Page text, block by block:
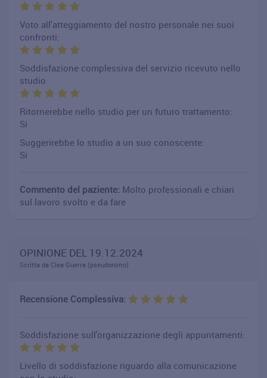
Voto all'atteggiamento del nostro personale nei suoi
confronti:
Soddisfazione complessiva del servizio ricevuto nello
studio
Ritornerebbe nello studio per un futuro trattamento:
Si
Suggerirebbe lo studio a un suo conoscente:
Si
Commento del paziente: Molto professionali e chiari
sul lavoro svolto e da fare
OPINIONE DEL 19.12.2024
Scritta da Clea Guerra (pseudonimo)
Recensione Complessiva:
Soddisfazione sull'organizzazione degli appuntamenti:
Livello di soddisfazione riguardo alla comunicazione